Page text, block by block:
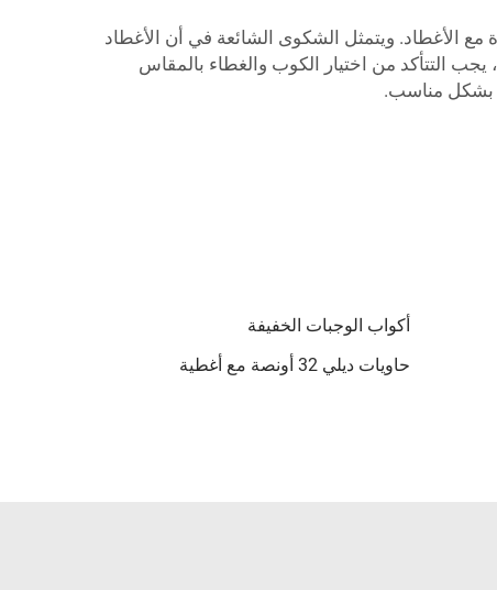
الأغطاد. ويتمثل الشكوى الشائعة في أن الأغطاد
التتأكد من اختيار الكوب والغطاء بالمقاس
أكواب الوجبات الخفيفة
حاويات ديلي 32 أونصة مع أغطية